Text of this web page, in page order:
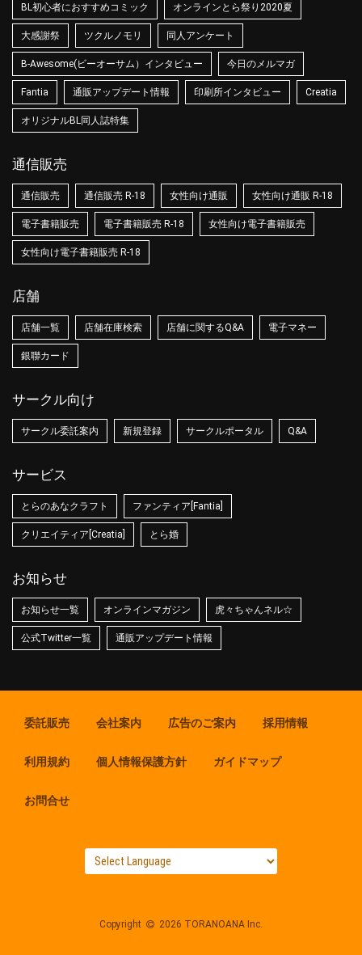
BL初心者におすすめコミック オンラインとら祭り2020夏
大感謝祭 ツクルノモリ 同人アンケート
B-Awesome(ビーオーサム）インタビュー 今日のメルマガ
Fantia 通販アップデート情報 印刷所インタビュー Creatia
オリジナルBL同人誌特集
通信販売
通信販売 通信販売 R-18 女性向け通販 女性向け通販 R-18
電子書籍販売 電子書籍販売 R-18 女性向け電子書籍販売
女性向け電子書籍販売 R-18
店舗
店舗一覧 店舗在庫検索 店舗に関するQ&A 電子マネー
銀聯カード
サークル向け
サークル委託案内 新規登録 サークルポータル Q&A
サービス
とらのあなクラフト ファンティア[Fantia]
クリエイティア[Creatia] とら婚
お知らせ
お知らせ一覧 オンラインマガジン 虎々ちゃんネル☆
公式Twitter一覧 通販アップデート情報
委託販売 会社案内 広告のご案内 採用情報
利用規約 個人情報保護方針 ガイドマップ
お問合せ
Copyright 2026 TORANOANA Inc.